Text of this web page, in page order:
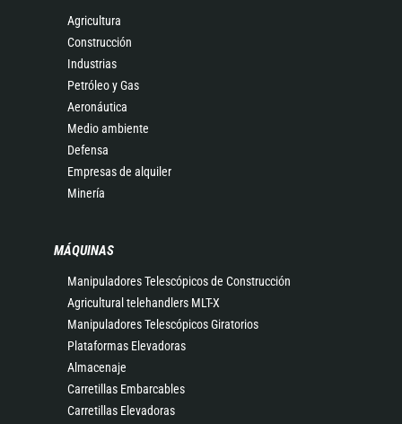
Agricultura
Construcción
Industrias
Petróleo y Gas
Aeronáutica
Medio ambiente
Defensa
Empresas de alquiler
Minería
MÁQUINAS
Manipuladores Telescópicos de Construcción
Agricultural telehandlers MLT-X
Manipuladores Telescópicos Giratorios
Plataformas Elevadoras
Almacenaje
Carretillas Embarcables
Carretillas Elevadoras